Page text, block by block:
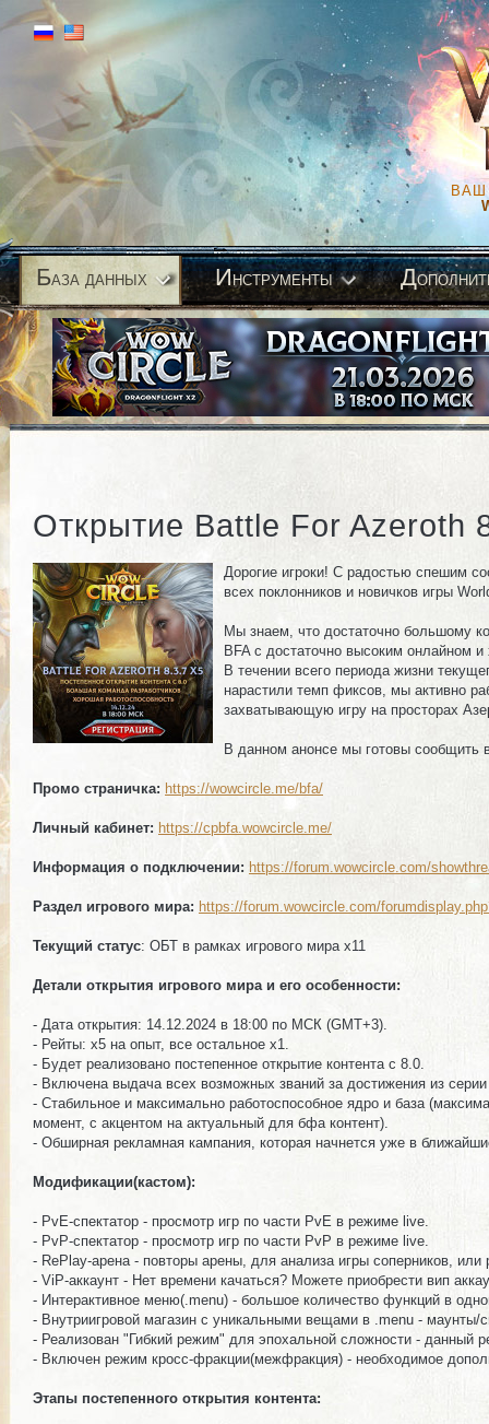
ВАШ
База данных Инструменты Д
Открытие Battle For
Дорогие игроки! С радостью спешим
всех поклонников и новичков игры
Мы знаем, что достаточно большому
BFA с достаточно высоким онлайном
В течении всего периода жизни
нарастили темп фиксов, мы активно
захватывающую игру на просторах
В данном анонсе мы готовы сообщить
Промо страничка: https://wowcircle.me/bfa/
Личный кабинет: https://cpbfa.wowcircle.me/
Информация о подключении: https://forum.wowcircle.com/
Раздел игрового мира: https://forum.wowcircle.com/
Текущий статус: ОБТ в рамках игрового мира х11
Детали открытия игрового мира и его особенности:
- Дата открытия: 14.12.2024 в 18:00 по МСК (GMT+3).
- Рейты: x5 на опыт, все остальное х1.
- Будет реализовано постепенное открытие контента с 8.0.
- Включена выдача всех возможных званий за достижения из
- Стабильное и максимально работоспособное ядро и база
момент, с акцентом на актуальный для бфа контент).
- Обширная рекламная кампания, которая начнется уже в
Модификации(кастом):
- PvE-спектатор - просмотр игр по части PvE в режиме live.
- PvP-спектатор - просмотр игр по части PvP в режиме live.
- RePlay-арена - повторы арены, для анализа игры соперников, или
- ViP-аккаунт - Нет времени качаться? Можете приобрести вип
- Интерактивное меню(.menu) - большое количество функций в
- Внутриигровой магазин с уникальными вещами в .menu - маунты/
- Реализован "Гибкий режим" для эпохальной сложности - данный
- Включен режим кросс-фракции(межфракция) - необходимое
Этапы постепенного открытия контента: